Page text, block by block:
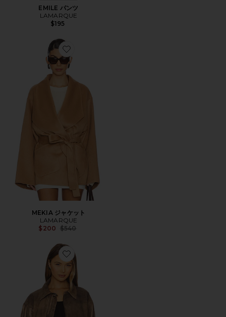
EMILE パンツ
LAMARQUE
$195
Favorite MEKIA ジャケット
MEKIA ジャケット
LAMARQUE
$200 Previous price:
$540
Favorite ARIZONA ジャケット